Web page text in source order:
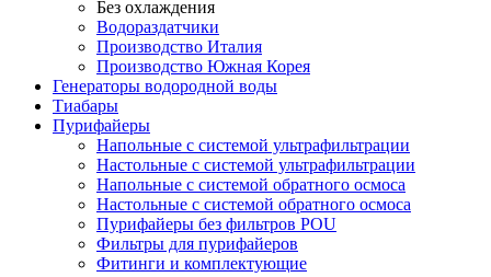
Без охлаждения
Водораздатчики
Производство Италия
Производство Южная Корея
Генераторы водородной воды
Тиабары
Пурифайеры
Напольные с системой ультрафильтрации
Настольные с системой ультрафильтрации
Напольные с системой обратного осмоса
Настольные с системой обратного осмоса
Пурифайеры без фильтров POU
Фильтры для пурифайеров
Фитинги и комплектующие